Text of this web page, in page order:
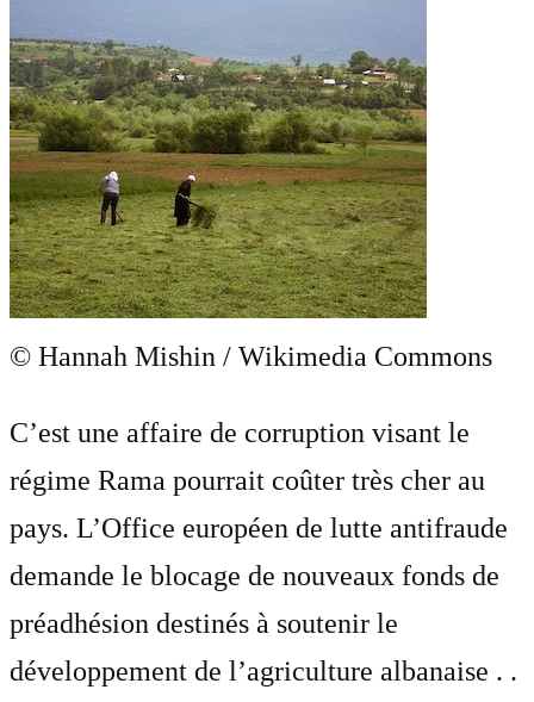
© Hannah Mishin / Wikimedia Commons
C’est une affaire de corruption visant le
régime Rama pourrait coûter très cher au
pays. L’Office européen de lutte antifraude
demande le blocage de nouveaux fonds de
préadhésion destinés à soutenir le
développement de l’agriculture albanaise . .